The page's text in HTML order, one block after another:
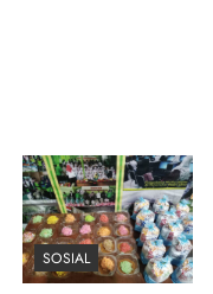
SOSIAL